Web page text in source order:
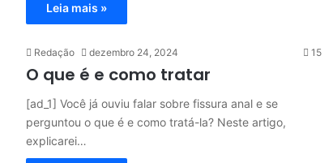
Leia mais »
Redação dezembro 24, 2024 15
O que é e como tratar
[ad_1] Você já ouviu falar sobre fissura anal e se
perguntou o que é e como tratá-la? Neste artigo,
explicarei…